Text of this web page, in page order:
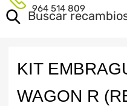
964 514 809
KIT
WAGON R